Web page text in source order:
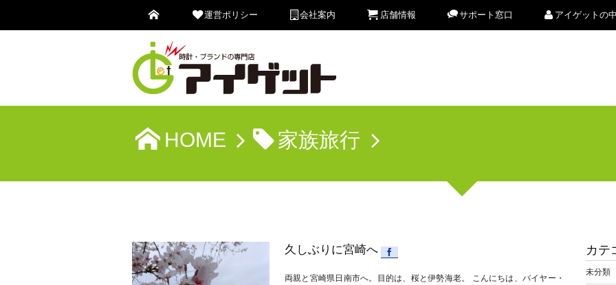
運営ポリシー 会社案内 店舗情報 サポート窓口 アイゲットの
HOME 家族旅行
久しぶりに宮崎へ
両親と宮崎県日南市へ。目的は、桜と伊勢海老。 こんにちは、バイヤー・
カテ
未分類